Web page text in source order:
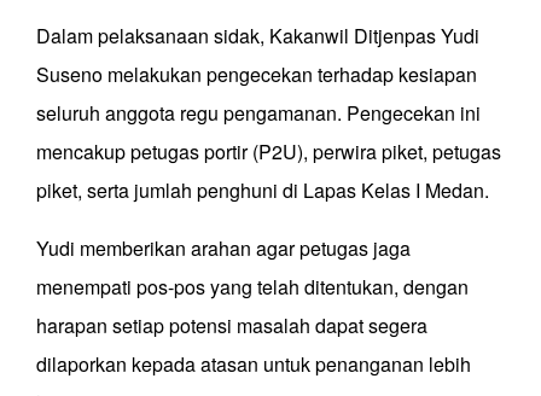
Dalam pelaksanaan sidak, Kakanwil Ditjenpas Yudi
Suseno melakukan pengecekan terhadap kesiapan
seluruh anggota regu pengamanan. Pengecekan ini
mencakup petugas portir (P2U), perwira piket, petugas
piket, serta jumlah penghuni di Lapas Kelas I Medan.
Yudi memberikan arahan agar petugas jaga
menempati pos-pos yang telah ditentukan, dengan
harapan setiap potensi masalah dapat segera
dilaporkan kepada atasan untuk penanganan lebih